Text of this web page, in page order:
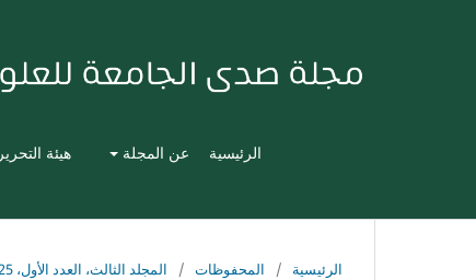
الرئيسية عن المجلة هيئة التحرير
الرئيسية / المحفوظات / المجلد الثالث، العدد الأول، 2025